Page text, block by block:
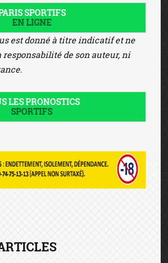
SPORTIFS
EN LIGNE
est donné à titre indicatif et ne
de son auteur, ni
LES PRONOSTICS
SPORTIFS